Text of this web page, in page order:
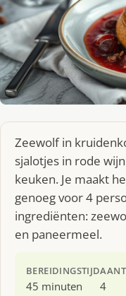
Zeewolf in
sjalotjes in rode
keuken. Je maakt
genoeg voor 4
ingrediënten:
en paneermeel.
BEREIDINGSTIJD
45 minuten 4